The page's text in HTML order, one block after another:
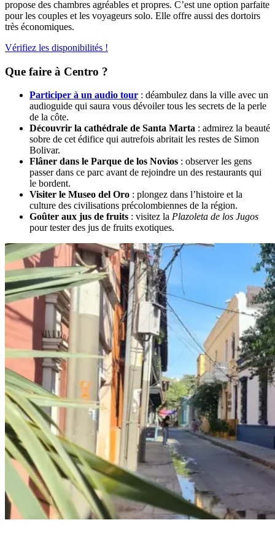
propose des chambres agréables et propres. C’est une option parfaite
pour les couples et les voyageurs solo. Elle offre aussi des dortoirs
très économiques.
Vérifiez les disponibilités !
Que faire à Centro ?
Participer à un audio tour : déambulez dans la ville avec un
audioguide qui saura vous dévoiler tous les secrets de la perle
de la côte.
Découvrir la cathédrale de Santa Marta : admirez la beauté
sobre de cet édifice qui autrefois abritait les restes de Simon
Bolivar.
Flâner dans le Parque de los Novios : observer les gens
passer dans ce parc avant de rejoindre un des restaurants qui
le bordent.
Visiter le Museo del Oro : plongez dans l’histoire et la
culture des civilisations précolombiennes de la région.
Goûter aux jus de fruits : visitez la Plazoleta de los Jugos
pour tester des jus de fruits exotiques.